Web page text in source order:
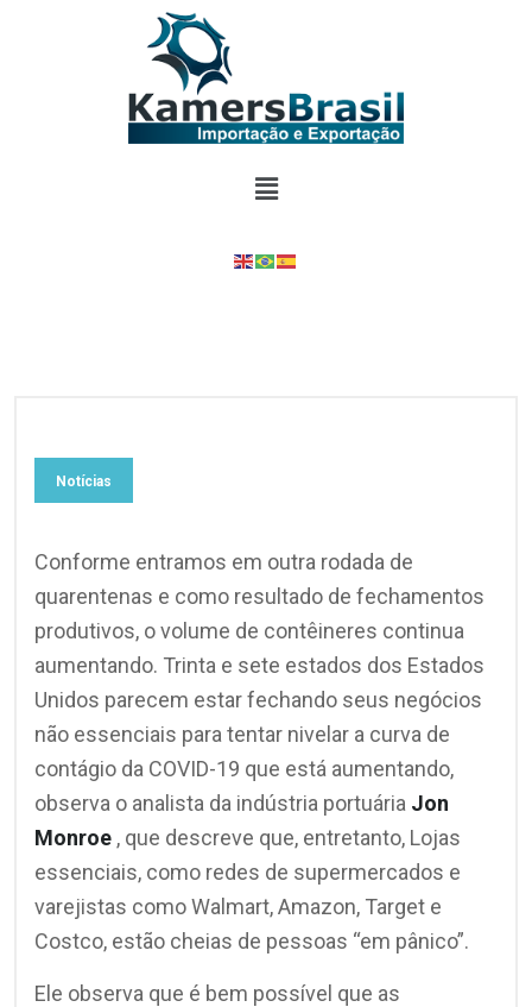
Notícias
Conforme entramos em outra rodada de
quarentenas e como resultado de fechamentos
produtivos, o volume de contêineres continua
aumentando. Trinta e sete estados dos Estados
Unidos parecem estar fechando seus negócios
não essenciais para tentar nivelar a curva de
contágio da COVID-19 que está aumentando,
observa o analista da indústria portuária Jon
Monroe , que descreve que, entretanto, Lojas
essenciais, como redes de supermercados e
varejistas como Walmart, Amazon, Target e
Costco, estão cheias de pessoas “em pânico”.
Ele observa que é bem possível que as